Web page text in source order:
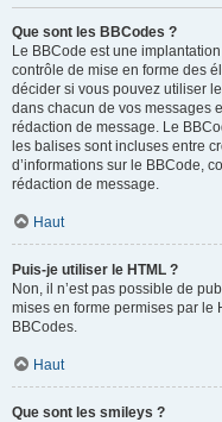
Que sont les BBCodes ?
Le BBCode est une
contrôle de mise en forme des
décider si vous pouvez utiliser
dans chacun de vos messages
rédaction de message. Le
les balises sont incluses entre
d’informations sur le BBCode,
rédaction de message.
Haut
Puis-je utiliser le HTML ?
Non, il n’est pas possible de
mises en forme permises par le
BBCodes.
Haut
Que sont les smileys ?